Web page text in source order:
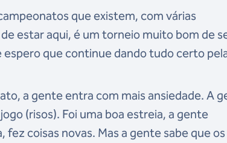
que existem, com várias
estar aqui, é um torneio muito bom de
que continue dando tudo certo
a gente entra com mais ansiedade. A
(risos). Foi uma boa estreia, a gente
coisas novas. Mas a gente sabe que os